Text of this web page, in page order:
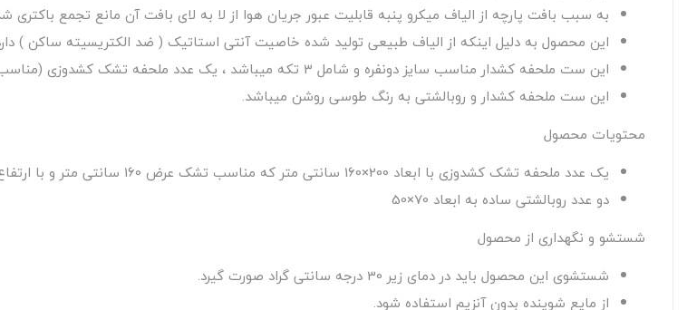
به سبب بافت پارچه از الیاف میکرو پنبه قابلیت عبور جریان هوا از لا به لای بافت آن مانع تجمع
این محصول به دلیل اینکه از الیاف طبیعی تولید شده خاصیت آنتی استاتیک ( ضد الکتریسیته ساکن )
این ست ملحفه کشدار مناسب سایز دونفره و شامل 3 تکه میباشد ، یک عدد ملحفه تشک کشدوزی (مناسب تشک عرض 160 سانتی متر) و دو عدد روبالشتی ساده می باشد.
این ست ملحفه کشدار و روبالشتی به رنگ طوسی روشن میباشد.
محتویات محصول
یک عدد ملحفه تشک کشدوزی با ابعاد 200×160 سانتی متر که مناسب تشک عرض 160 سانتی متر و با ارتفاع 30 سانتی متر طراحی و تولید شده است.
دو عدد روبالشتی ساده به ابعاد 70×50
شستشو و نگهداری از محصول
شستشوی این محصول باید در دمای زیر 30 درجه سانتی گراد صورت گیرد.
از مایع شوینده بدون آنزیم استفاده شود.